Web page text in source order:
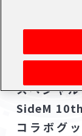
アイ
活動履歴
閲覧履歴・購
グッズ
2025.03.12
【SideM
スペシャ
SideM
コラボグ